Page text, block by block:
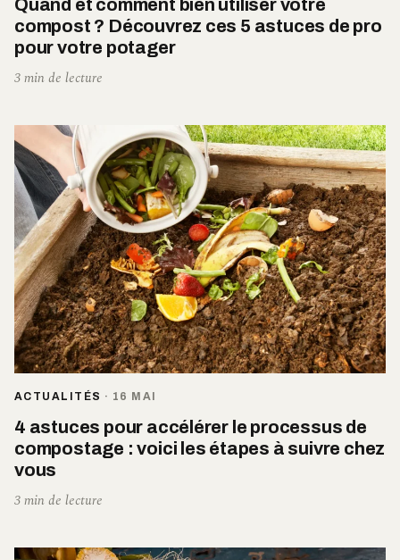
Quand et comment bien utiliser votre
compost ? Découvrez ces 5 astuces de pro
pour votre potager
3 min de lecture
ACTUALITÉS · 16 MAI
4 astuces pour accélérer le processus de
compostage : voici les étapes à suivre chez
vous
3 min de lecture